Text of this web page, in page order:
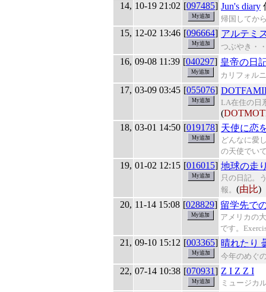
14, 10-19 21:02 [097485] Jun's diary
帰国してか
15, 12-02 13:46 [096664] アルテミ
つぶやき・
16, 09-08 11:39 [040297] 皇帝の日
カリフォル
17, 03-09 03:45 [055076]
LA在住の日
(
18, 03-01 14:50 [019178] 天使に恋
どんなに愛
の天使でい
19, 01-02 12:15 [016015] 地球の走
只の日記。
報。 (由比)
20, 11-14 15:08 [028829] 留学先で
アメリカの
です。
21, 09-10 15:12 [003365] 晴れたり
今年のめぐ
22, 07-14 10:38 [070931] Z I Z Z I
ミュージカ